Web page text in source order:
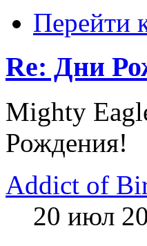
Перейти
Re: Дни
Mighty
Рождения!
Addict of
20 июл